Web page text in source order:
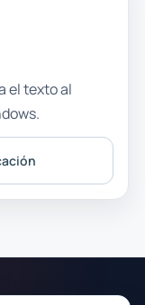
el texto al